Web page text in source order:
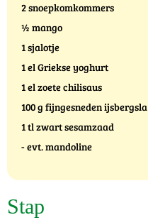
2 snoepkomkommers
½ mango
1 sjalotje
1 el Griekse yoghurt
1 el zoete chilisaus
100 g fijngesneden ijsbergsla
1 tl zwart sesamzaad
- evt. mandoline
Stap